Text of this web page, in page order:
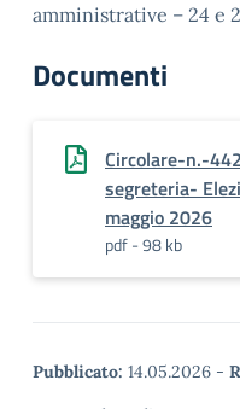
amministrative – 24 e
Documenti
Circolare-n.-
segreteria-
maggio 2026
pdf - 98 kb
Pubblicato: 14.05.2026 -